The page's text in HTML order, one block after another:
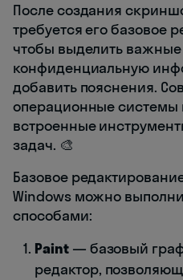
После создания
требуется его базовое
чтобы выделить важные
конфиденциальную
добавить пояснения.
операционные системы
встроенные
задач. 🎨
Базовое
Windows можно
способами:
Paint— базовый
редактор,